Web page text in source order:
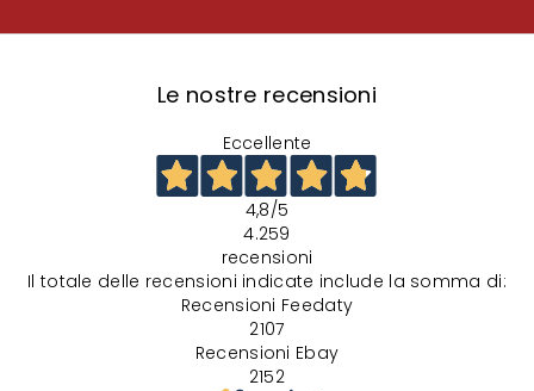
Le nostre recensioni
Eccellente
4,8/5
4.259
recensioni
Il totale delle recensioni indicate include la somma di:
Recensioni Feedaty
2107
Recensioni Ebay
2152
ISCRIVITI